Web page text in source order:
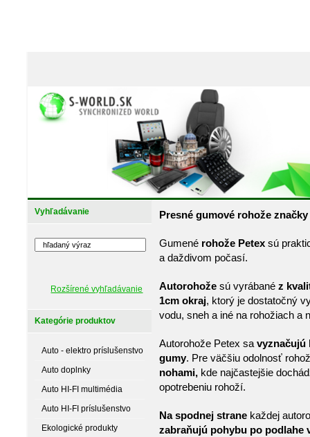
Vyhľadávanie
Rozšírené vyhľadávanie
Kategórie produktov
Auto - elektro príslušenstvo
Auto doplnky
Auto HI-FI multimédia
Auto HI-FI príslušenstvo
Ekologické produkty
Presné gumové rohože
Gumené rohože Petex sú
a daždivom počasí.
Autorohože sú vyrábané z
1cm okraj, ktorý je dostatočný
vodu, sneh a iné na rohožiach a
Autorohože Petex sa vyznačujú
gumy. Pre väčšiu odolnosť
nohami, kde najčastejšie
opotrebeniu rohoží.
Na spodnej strane každej
zabraňujú pohybu po podlahe